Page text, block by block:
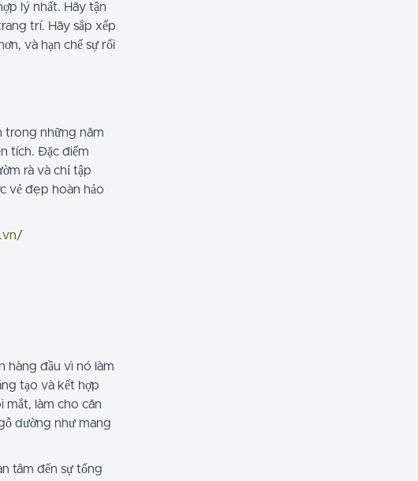
lý nhất. Hãy tận
trí. Hãy sắp xếp
và hạn chế sự rối
trong những năm
tích. Đặc điểm
rà và chỉ tập
vẻ đẹp hoàn hảo
hàng đầu vì nó làm
tạo và kết hợp
mắt, làm cho căn
dường như mang
tâm đến sự tổng